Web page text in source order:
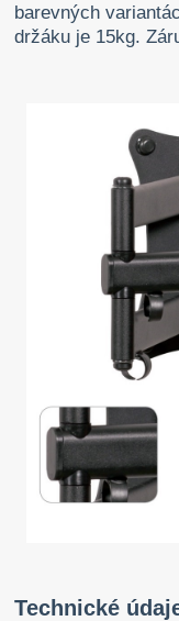
barevných
držáku je 15kg.
Technické